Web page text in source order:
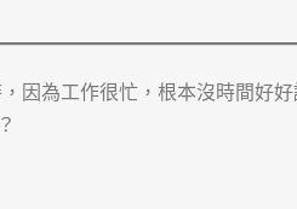
因為工作很忙，根本沒時間好